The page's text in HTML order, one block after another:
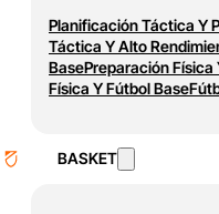
Planificación Táctica Y
Táctica Y Alto
BasePreparación Física
Física Y Fútbol Base
BASKET